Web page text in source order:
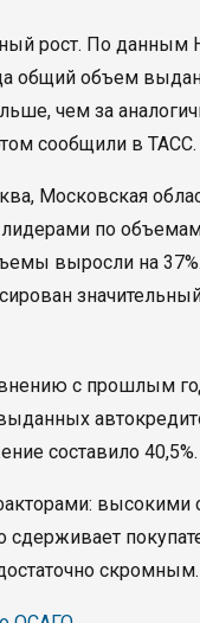
рост. По данным
общий объем
чем за
сообщили в ТАСС.
Московская
по
выросли на
с прошлым
составило 40,5%.
высокими
скромным.